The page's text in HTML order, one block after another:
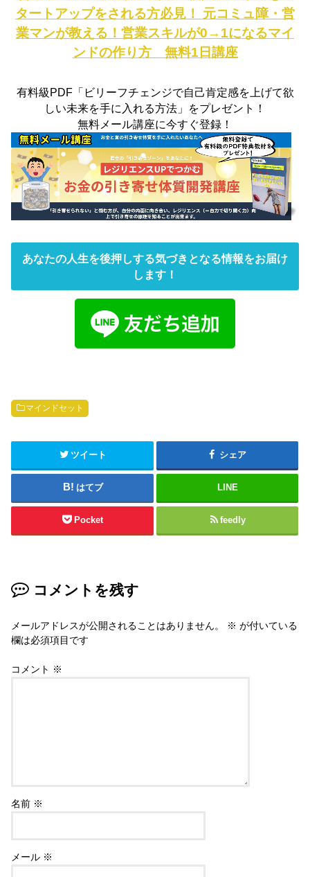
タートアップをされる方必見！ 元コミュ障・営
業マンが教える！営業スキルが0→1になるマイ
ンドの作り方 無料1日講座
有料級PDF「ビリーフチェンジで自己肯定感を上げて欲
しい未来を手に入れる方法」をプレゼント！
無料メール講座に今すぐ登録！
あなたの人生を後押しする気づきとなる情報をお届け
します！
マインドセット
ツイート シェア
はてブ LINE
Pocket feedly
コメントを残す
メールアドレスが公開されることはありません。 ※ が付いている
欄は必須項目です
コメント ※
名前 ※
メール ※